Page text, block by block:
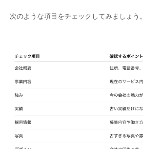
次のような項目をチェックしてみましょう。